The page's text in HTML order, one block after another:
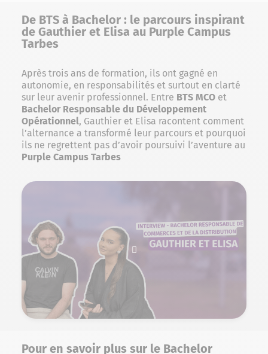
De BTS à Bachelor : le parcours inspirant
de Gauthier et Elisa au Purple Campus
Tarbes
Après trois ans de formation, ils ont gagné en
autonomie, en responsabilités et surtout en clarté
sur leur avenir professionnel. Entre BTS MCO et
Bachelor Responsable du Développement
Opérationnel, Gauthier et Elisa racontent comment
l’alternance a transformé leur parcours et pourquoi
ils ne regrettent pas d’avoir poursuivi l’aventure au
Purple Campus Tarbes
Pour en savoir plus sur le Bachelor